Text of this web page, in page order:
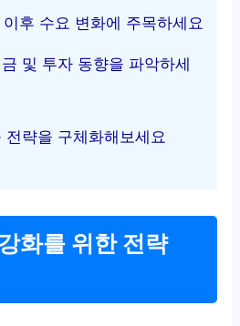
후 수요 변화에 주목하세요
및 투자 동향을 파악하세
전략을 구체화해보세요
화를 위한 전략